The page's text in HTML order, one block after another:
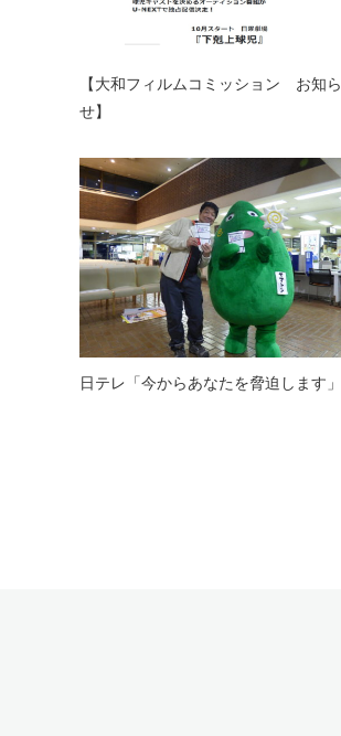
【大和フィルムコミッション お知ら
せ】
日テレ「今からあなたを脅迫します」